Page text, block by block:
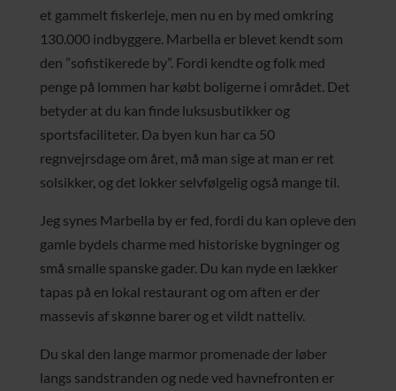
et gammelt fiskerleje, men nu en by med omkring
130.000 indbyggere. Marbella er blevet kendt som
den ”sofistikerede by”. Fordi kendte og folk med
penge på lommen har købt boligerne i området. Det
betyder at du kan finde luksusbutikker og
sportsfaciliteter. Da byen kun har ca 50
regnvejrsdage om året, må man sige at man er ret
solsikker, og det lokker selvfølgelig også mange til.
Jeg synes Marbella by er fed, fordi du kan opleve den
gamle bydels charme med historiske bygninger og
små smalle spanske gader. Du kan nyde en lækker
tapas på en lokal restaurant og om aften er der
massevis af skønne barer og et vildt natteliv.
Du skal den lange marmor promenade der løber
langs sandstranden og nede ved havnefronten er